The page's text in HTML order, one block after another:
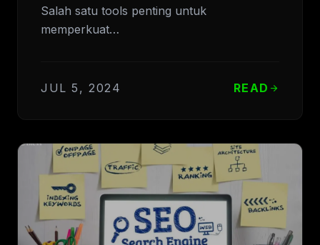
Salah satu tools penting untuk
memperkuat…
JUL 5, 2024 READ arrow_forward